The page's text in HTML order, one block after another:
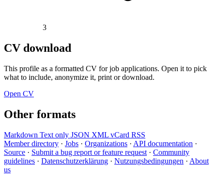
3
CV download
This profile as a formatted CV for job applications. Open it to pick
what to include, anonymize it, print or download.
Open CV
Other formats
Markdown Text only JSON XML vCard RSS
Member directory · Jobs · Organizations · API documentation ·
Source · Submit a bug report or feature request · Community
guidelines · Datenschutzerklärung · Nutzungsbedingungen · About
us